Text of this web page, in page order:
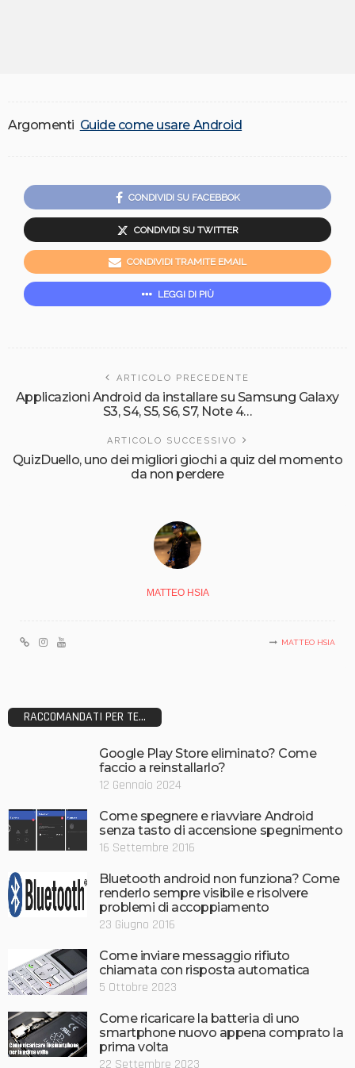
Argomenti Guide come usare Android
CONDIVIDI SU FACEBBOK
CONDIVIDI SU TWITTER
CONDIVIDI TRAMITE EMAIL
LEGGI DI PIÙ
ARTICOLO PRECEDENTE
Applicazioni Android da installare su Samsung Galaxy
S3, S4, S5, S6, S7, Note 4…
ARTICOLO SUCCESSIVO
QuizDuello, uno dei migliori giochi a quiz del momento
da non perdere
MATTEO HSIA
MATTEO HSIA
RACCOMANDATI PER TE...
Google Play Store eliminato? Come
faccio a reinstallarlo?
12 Gennaio 2024
Come spegnere e riavviare Android
senza tasto di accensione spegnimento
16 Settembre 2016
Bluetooth android non funziona? Come
renderlo sempre visibile e risolvere
problemi di accoppiamento
23 Giugno 2016
Come inviare messaggio rifiuto
chiamata con risposta automatica
5 Ottobre 2023
Come ricaricare la batteria di uno
smartphone nuovo appena comprato la
prima volta
22 Settembre 2023